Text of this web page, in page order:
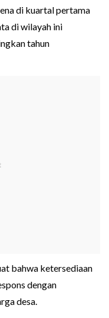
di kuartal pertama
di wilayah ini
tahun
bahwa ketersediaan
dengan
desa.